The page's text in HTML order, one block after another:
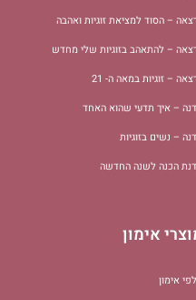
– הסוד למציאת זוגיות ואהבה
– להתאהב בזוגיות שלי מחדש
– זוגיות במאה ה- 21
– איך תדעי שהוא האחד
– נשים בזוגיות
הכנה לשנה החדשה
אימון
אימון